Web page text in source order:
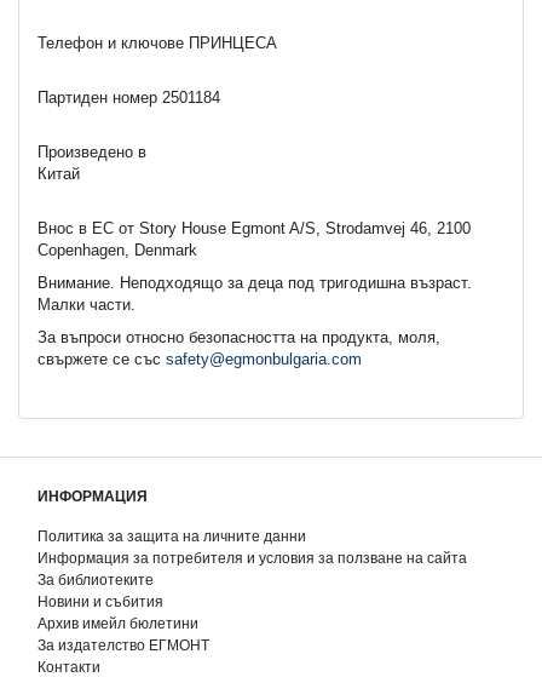
Телефон и ключове ПРИНЦЕСА
Партиден номер 2501184
Произведено в
Китай
Внос в ЕС от Story House Egmont A/S, Strodamvej 46, 2100
Copenhagen, Denmark
Внимание. Неподходящo за деца под тригодишна възраст.
Малки части.
За въпроси относно безопасността на продукта, моля,
свържете се със safety@egmonbulgaria.com
ИНФОРМАЦИЯ
Политика за защита на личните данни
Информация за потребителя и условия за ползване на сайта
За библиотеките
Новини и събития
Архив имейл бюлетини
За издателство ЕГМОНТ
Контакти